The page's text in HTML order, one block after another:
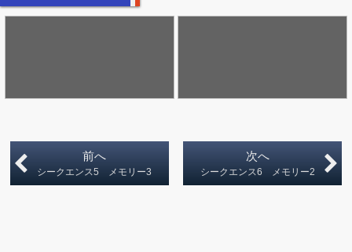
前へ
シークエンス5 メモリー3
次へ
シークエンス6 メモリー2